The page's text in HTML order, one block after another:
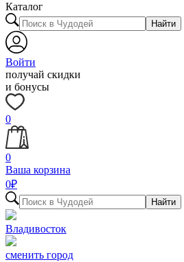
Каталог
Найти
Войти
получай скидки
и бонусы
0
0
Ваша корзина
0₽
Найти
Владивосток
сменить город